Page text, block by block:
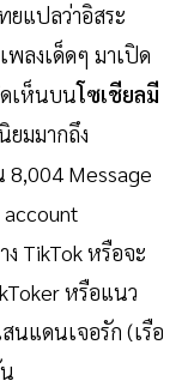
แปลว่าอิสระ
ลงเด็ดๆ มาเปิด
ดเห็นบนโซเชียลมี
ยมมากถึง
8,004 Message
account
TikTok หรือจะ
หรือแนว
นแดนเจอรัก (เรือ